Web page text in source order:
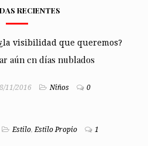
RECIENTES
visibilidad que queremos?
aún en días nublados
11/2016 Niños 0
Estilo,Estilo Propio 1